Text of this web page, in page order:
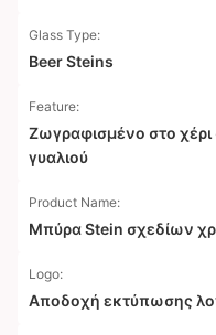
Glass Type:
Beer Steins
Feature:
Ζωγραφισμένο στο
γυαλιού
Product Name:
Μπύρα Stein σχεδίων
Logo:
Αποδοχή εκτύπωσης